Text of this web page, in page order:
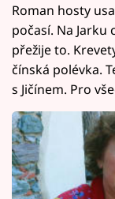
Roman hosty
počasí. Na Jarku
přežije to.
čínská polévka.
s Jičínem. Pro